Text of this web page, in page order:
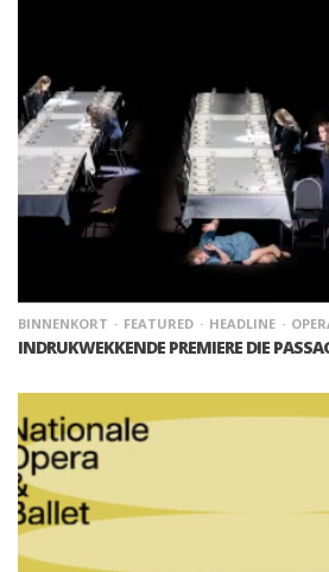
BINNENKORT FEATURED HEADLINE
INDRUKWEKKENDE PREMIERE DIE